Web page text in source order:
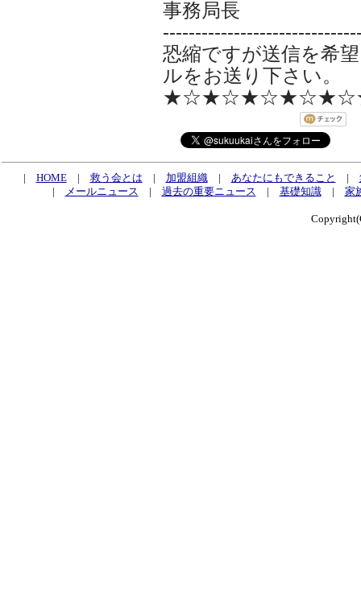
事務局長
恐縮ですが送信を希
ルをお送り下さい。
| HOME| 救う会とは | 加盟組織| あなたにもできること |
|
メールニュース | 過去の重要ニュース | 基礎知識| 家